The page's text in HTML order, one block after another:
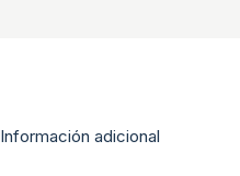
Información adicional